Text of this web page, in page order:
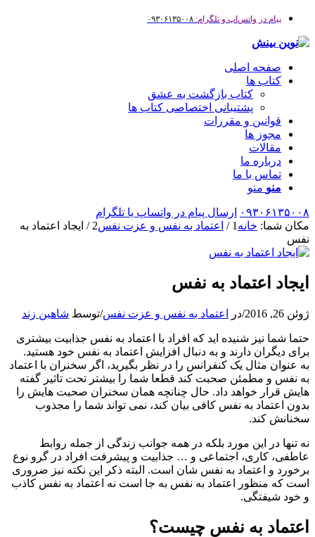
پیام در واتس‌اپ و تلگرام: ۰۹۳۰۶۱۳۵۰۰۸
صفحه اصلی
کتاب ها
کتاب بازگشت به عشق
پشتیبانی اختصاصی کتاب ها
قوانین و مقررات
مجوز ها
مقالات
درباره ما
تماس با ما
منو منو
۰۹۳۰۶۱۳۵۰۰۸
ارسال پیام در واتساپ یا تلگرام
مکان شما: خانه 1
/ اعتماد به نفس و عزت نفس2
/ ایجاد اعتماد به
نفس
ایجاد اعتماد به نفس
ژوئن 26, 2016 /در اعتماد به نفس و عزت نفس/توسط شاهین زند
حتما شما نیز شنیده اید که افراد با اعتماد به نفس جذابیت بیشتری
برای دیگران دارند و به دنبال افزایش اعتماد به نفس خود هستید.
به عنوان مثال یک کنفرانس را در نظر بگیرید، اگر سخنران با اعتماد
به نفس و مطمئن صحبت کند قطعا شما را بیشتر تحت تاثیر گفته
هایش قرار خواهد داد. حال چنانچه همان سخنران صحبت هایش را
بدون اعتماد به نفس کافی بیان کند، نمی تواند شما را مجذوب
سخنانش کند.
نه تنها در این مورد بلکه در همه جوانب زندگی از جمله روابط
عاطفی، کاری، اجتماعی و … جذابیت و پیشرفت افراد در گرو نوع
برخورد و اعتماد به نفس شان است. البته ذکر این نکته نیز ضروری
است که منظور اعتماد به نفس به جا است نه اعتماد به نفس کاذب
و خود شیفتگی.
اعتماد به نفس چیست؟